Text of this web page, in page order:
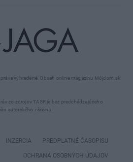
vyhradené. Obsah online magazínu Môjdom.sk
zo zdrojov TASR je bez predchádzajúceho
autorského zákona.
INZERCIA PREDPLATNÉ ČASOPISU
OCHRANA OSOBNÝCH ÚDAJOV